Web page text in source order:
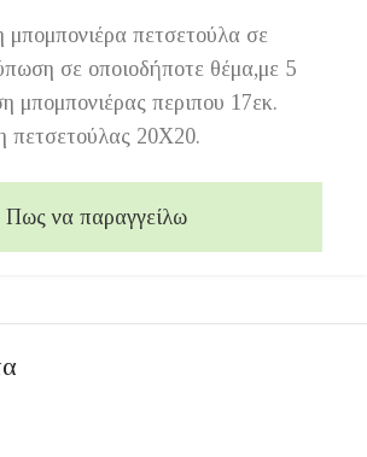
πετσετούλα σε
σε οποιοδήποτε θέμα,με 5
μπομπονιέρας περιπου 17εκ.
πετσετούλας 20Χ20.
Πως να παραγγείλω